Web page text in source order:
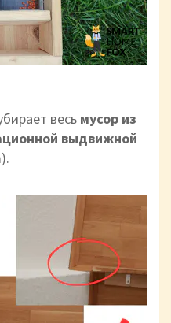
весь мусор из
выдвижной